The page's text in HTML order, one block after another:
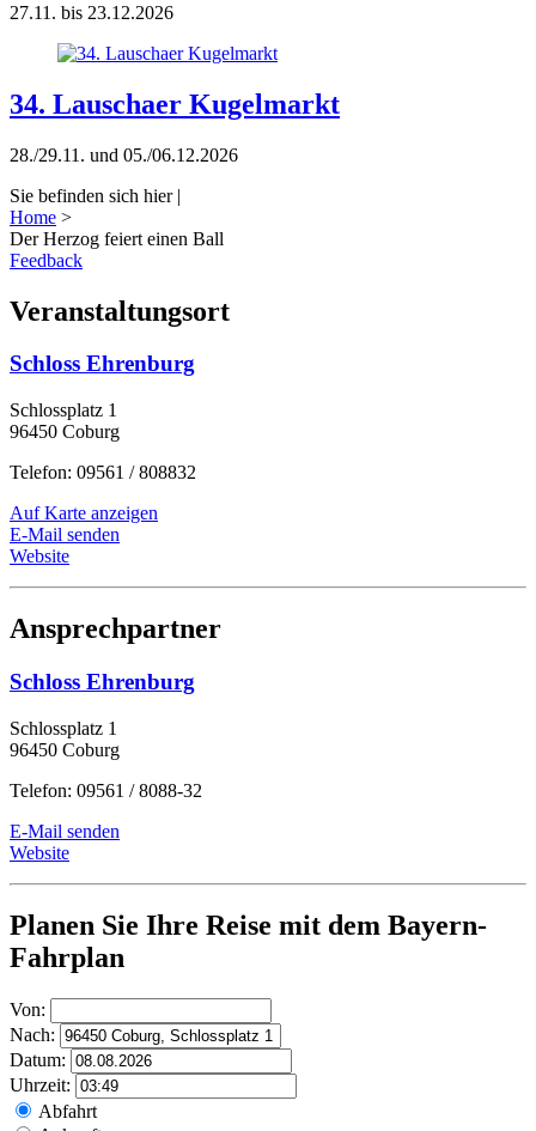
27.11. bis 23.12.2026
34. Lauschaer Kugelmarkt
28./29.11. und 05./06.12.2026
Sie befinden sich hier |
Home >
Der Herzog feiert einen Ball
Feedback
Veranstaltungsort
Schloss Ehrenburg
Schlossplatz 1
96450 Coburg
Telefon: 09561 / 808832
Auf Karte anzeigen
E-Mail senden
Website
Ansprechpartner
Schloss Ehrenburg
Schlossplatz 1
96450 Coburg
Telefon: 09561 / 8088-32
E-Mail senden
Website
Planen Sie Ihre Reise mit dem Bayern-
Fahrplan
Von:
Nach:
Datum:
Uhrzeit:
Abfahrt